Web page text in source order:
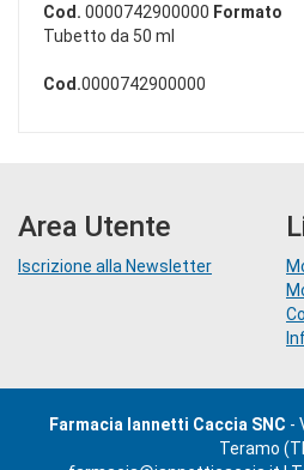
Cod. 0000742900000 Formato
Tubetto da 50 ml
Cod.0000742900000
Area Utente
Iscrizione alla Newsletter
Farmacia Iannetti Caccia SNC -
Teramo